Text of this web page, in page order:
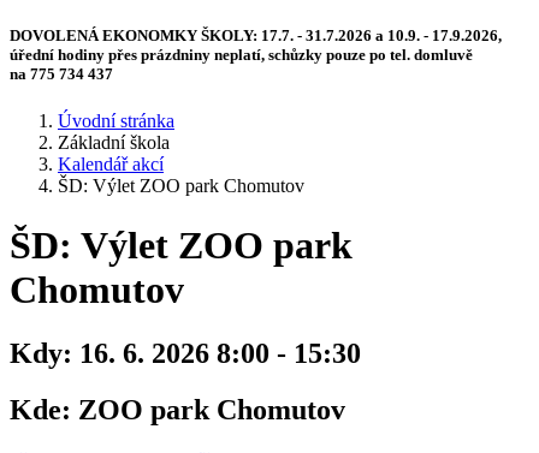
DOVOLENÁ EKONOMKY ŠKOLY: 17.7. - 31.7.2026 a 10.9. - 17.9.2026,
úřední hodiny přes prázdniny neplatí, schůzky pouze po tel. domluvě
na 775 734 437
Úvodní stránka
Základní škola
Kalendář akcí
ŠD: Výlet ZOO park Chomutov
ŠD: Výlet ZOO park
Chomutov
Kdy: 16. 6. 2026 8:00 - 15:30
Kde: ZOO park Chomutov